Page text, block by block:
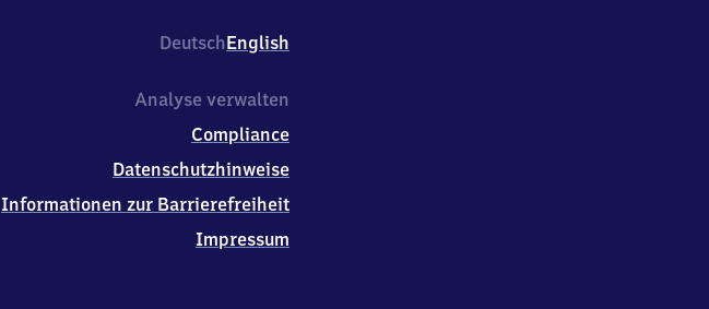
DeutschEnglish
Analyse verwalten
Compliance
Datenschutzhinweise
Informationen zur Barrierefreiheit
Impressum